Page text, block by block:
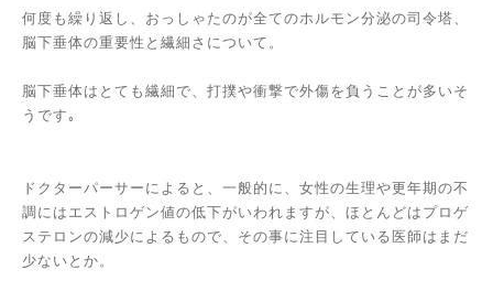
何度も繰り返し、おっしゃたのが全てのホルモン分泌の司令塔、
脳下垂体の重要性と繊細さについて。
脳下垂体はとても繊細で、打撲や衝撃で外傷を負うことが多いそ
うです｡
ドクターパーサーによると、一般的に、女性の生理や更年期の不
調にはエストロゲン値の低下がいわれますが、ほとんどはプロゲ
ステロンの減少によるもので、その事に注目している医師はまだ
少ないとか。